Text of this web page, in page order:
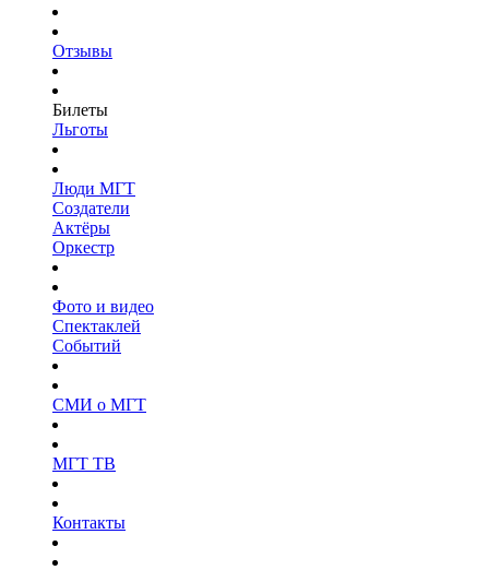
Отзывы
Билеты
Льготы
Люди МГТ
Создатели
Актёры
Оркестр
Фото и видео
Спектаклей
Событий
СМИ о МГТ
МГТ ТВ
Контакты